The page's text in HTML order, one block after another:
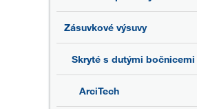
Zásuvkové výsuvy
Skryté s dutými bočnicemi
ArciTech